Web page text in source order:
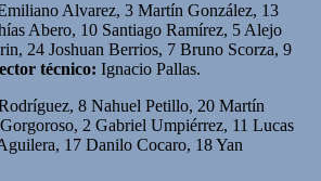
Alvarez, 3 Martín González, 13
Abero, 10 Santiago Ramírez, 5 Alejo
24 Joshuan Berrios, 7 Bruno Scorza, 9
técnico: Ignacio Pallas.
8 Nahuel Petillo, 20 Martín
2 Gabriel Umpiérrez, 11 Lucas
17 Danilo Cocaro, 18 Yan